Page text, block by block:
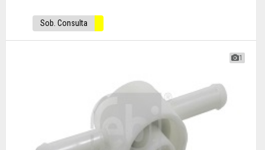
Sob. Consulta
1